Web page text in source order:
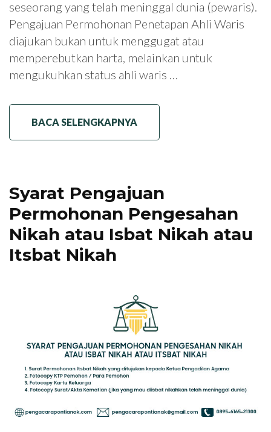
seseorang yang telah meninggal dunia (pewaris).
Pengajuan Permohonan Penetapan Ahli Waris
diajukan bukan untuk menggugat atau
memperebutkan harta, melainkan untuk
mengukuhkan status ahli waris …
BACA SELENGKAPNYA
Syarat Pengajuan
Permohonan Pengesahan
Nikah atau Isbat Nikah atau
Itsbat Nikah